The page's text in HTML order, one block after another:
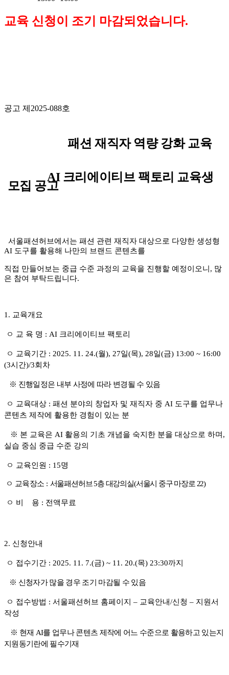
교육 신청이 조기 마감되었습니다.
공고 제 2025-088호
패션 재직자 역량 강화 교육
AI 크리에이티브 팩토리 교육생
모집 공고
서울패션허브에서는 패션 관련 재직자 대상으로 다양한 생성형
AI 도구를 활용해 나만의 브랜드 콘텐츠를
직접 만들어보는 중급 수준 과정의 교육을 진행할 예정이오니, 많
은 참여 부탁드립니다.
1. 교육개요
ㅇ 교 육 명 : AI 크리에이티브 팩토리
ㅇ 교육기간 : 2025. 11. 24.(월), 27일(목), 28일(금) 13:00 ~ 16:00
(3시간)/3회차
※ 진행일정은 내부 사정에 따라 변경될 수 있음
ㅇ 교육대상 : 패션 분야의 창업자 및 재직자 중 AI 도구를 업무나
콘텐츠 제작에 활용한 경험이 있는 분
※ 본 교육은 AI 활용의 기초 개념을 숙지한 분을 대상으로 하며,
실습 중심 중급 수준 강의
ㅇ 교육인원 : 15명
ㅇ 교육장소 : 서울패션허브5층 대강의실(서울시 중구 마장로22)
ㅇ 비 용 : 전액무료
2. 신청안내
ㅇ 접수기간 : 2025. 11. 7.(금) ~ 11. 20.(목) 23:30까지
※ 신청자가 많을 경우 조기 마감될 수 있음
ㅇ 접수방법 : 서울패션허브 홈페이지 – 교육안내/신청 – 지원서
작성
※ 현재 AI를 업무나 콘텐츠 제작에 어느 수준으로 활용하고 있는지
지원동기란에 필수기재